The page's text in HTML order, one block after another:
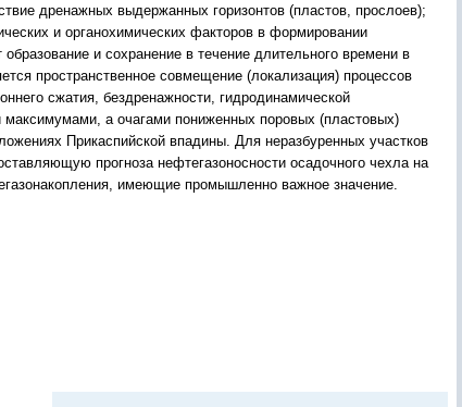
дренажных выдержанных горизонтов (пластов, прослоев);
и органохимических факторов в формировании
и сохранение в течение длительного времени в
пространственное совмещение (локализация) процессов
сжатия, бездренажности, гидродинамической
максимумами, а очагами пониженных поровых (пластовых)
Прикаспийской впадины. Для неразбуренных участков
прогноза нефтегазоносности осадочного чехла на
имеющие промышленно важное значение.